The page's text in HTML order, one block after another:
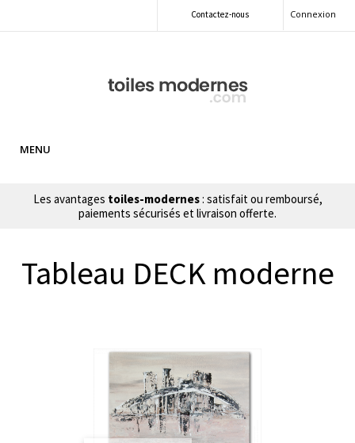
Connexion
Contactez-nous
MENU
Les avantages toiles-modernes: satisfait ou remboursé,
paiements sécurisés et livraison offerte.
Tableau DECK moderne